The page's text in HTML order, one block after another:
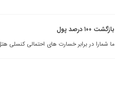
بازگشت ۱۰۰ درصد پول
ما شمارا در برابر خسارت های احتمالی کنسلی